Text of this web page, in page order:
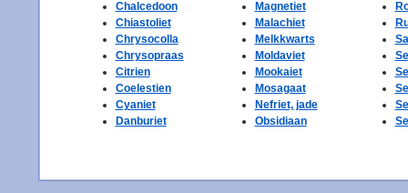
Chalcedoon
Chiastoliet
Chrysocolla
Chrysopraas
Citrien
Coelestien
Cyaniet
Danburiet
Magnetiet
Malachiet
Melkkwarts
Moldaviet
Mookaiet
Mosagaat
Nefriet, jade
Obsidiaan